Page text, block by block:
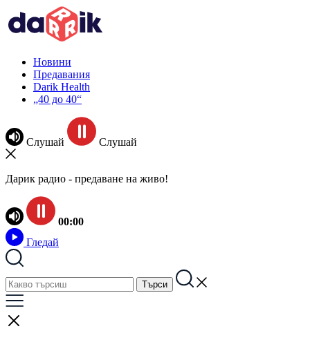
Новини
Предавания
Darik Health
„40 до 40“
Слушай Слушай
Дарик радио - предаване на живо!
00:00
Гледай